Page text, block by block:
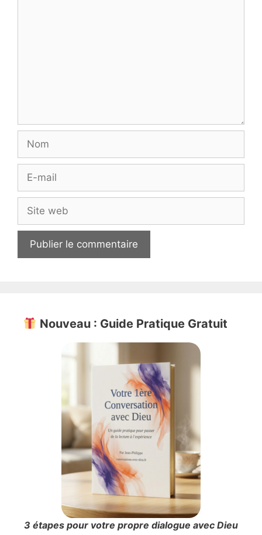
mail
web
Nouveau : Guide Pratique Gratuit
3 étapes pour votre propre dialogue avec Dieu